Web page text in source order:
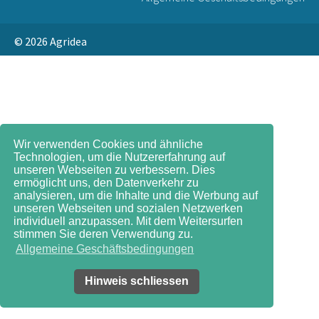
Wir verwenden Cookies und ähnliche
Technologien, um die Nutzererfahrung auf
unseren Webseiten zu verbessern. Dies
ermöglicht uns, den Datenverkehr zu
analysieren, um die Inhalte und die Werbung auf
unseren Webseiten und sozialen Netzwerken
individuell anzupassen. Mit dem Weitersurfen
stimmen Sie deren Verwendung zu.
Allgemeine Geschäftsbedingungen
Hinweis schliessen
© 2026 Agridea